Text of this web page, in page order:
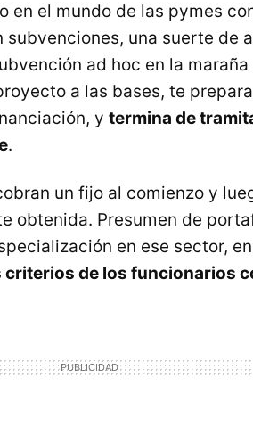
en el mundo de las pymes
una suerte de
ad hoc en la
a las bases, te
y termina de
.
un fijo al comienzo y
obtenida. Presumen de
en ese sector,
criterios de los funcionarios